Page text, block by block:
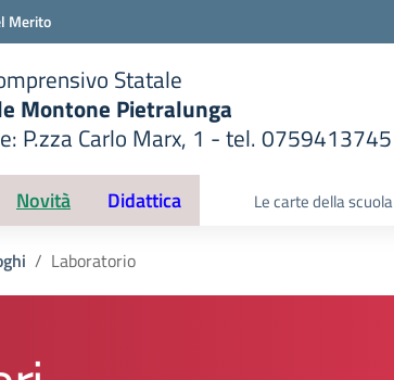
Merito
Statale
Montone Pietralunga
P.zza Carlo Marx, 1 - tel. 0759413745
iniziale della scuola
Novità Didattica Le carte della scuola
Laboratorio